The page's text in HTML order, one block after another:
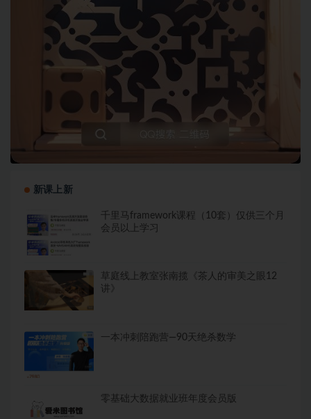
新课上新
千里马framework课程（10套）仅供三个月
会员以上学习
草庭线上教室张南揽《茶人的审美之眼12
讲》
一本冲刺陪跑营—90天绝杀数学
零基础大数据就业班年度会员版